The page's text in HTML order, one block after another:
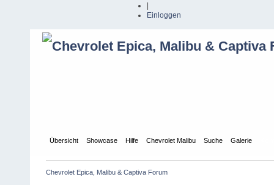
Einloggen
Übersicht Showcase Hilfe Chevrolet Malibu Suche Galerie
Chevrolet Epica, Malibu & Captiva Forum